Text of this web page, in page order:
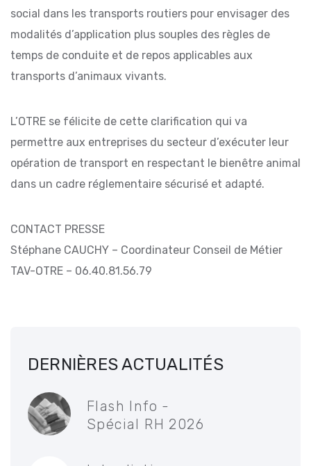
social dans les transports routiers pour envisager des
modalités d’application plus souples des règles de
temps de conduite et de repos applicables aux
transports d’animaux vivants.
L’OTRE se félicite de cette clarification qui va
permettre aux entreprises du secteur d’exécuter leur
opération de transport en respectant le bienêtre animal
dans un cadre réglementaire sécurisé et adapté.
CONTACT PRESSE
Stéphane CAUCHY – Coordinateur Conseil de Métier
TAV-OTRE – 06.40.81.56.79
DERNIÈRES ACTUALITÉS
Flash Info -
Spécial RH 2026